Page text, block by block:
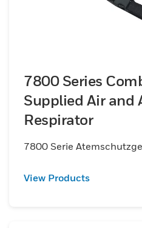
7800 Series
Supplied Air and
Respirator
7800 Serie
View Products